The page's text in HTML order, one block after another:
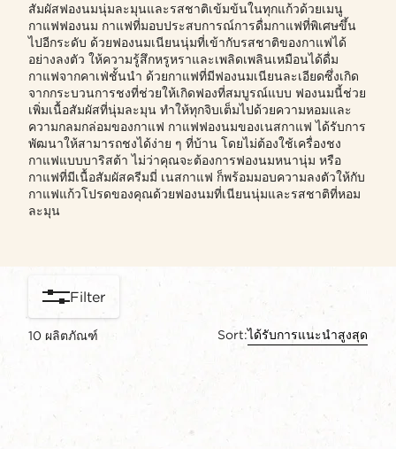
สัมผัสฟองนมนุ่มละมุนและรสชาติเข้มข้นในทุกแก้วด้วยเมนู
กาแฟฟองนม กาแฟที่มอบประสบการณ์การดื่มกาแฟที่พิเศษขึ้น
ไปอีกระดับ ด้วยฟองนมเนียนนุ่มที่เข้ากับรสชาติของกาแฟได้
อย่างลงตัว ให้ความรู้สึกหรูหราและเพลิดเพลินเหมือนได้ดื่ม
กาแฟจากคาเฟ่ชั้นนำ ด้วยกาแฟที่มีฟองนมเนียนละเอียดซึ่งเกิด
จากกระบวนการชงที่ช่วยให้เกิดฟองที่สมบูรณ์แบบ ฟองนมนี้ช่วย
เพิ่มเนื้อสัมผัสที่นุ่มละมุน ทำให้ทุกจิบเต็มไปด้วยความหอมและ
ความกลมกล่อมของกาแฟ กาแฟฟองนมของเนสกาแฟ ได้รับการ
พัฒนาให้สามารถชงได้ง่าย ๆ ที่บ้าน โดยไม่ต้องใช้เครื่องชง
กาแฟแบบบาริสต้า ไม่ว่าคุณจะต้องการฟองนมหนานุ่ม หรือ
กาแฟที่มีเนื้อสัมผัสครีมมี่ เนสกาแฟ ก็พร้อมมอบความลงตัวให้กับ
กาแฟแก้วโปรดของคุณด้วยฟองนมที่เนียนนุ่มและรสชาติที่หอม
ละมุน
Filter
10 ผลิตภัณฑ์ Sort:ได้รับการแนะนำสูงสุด